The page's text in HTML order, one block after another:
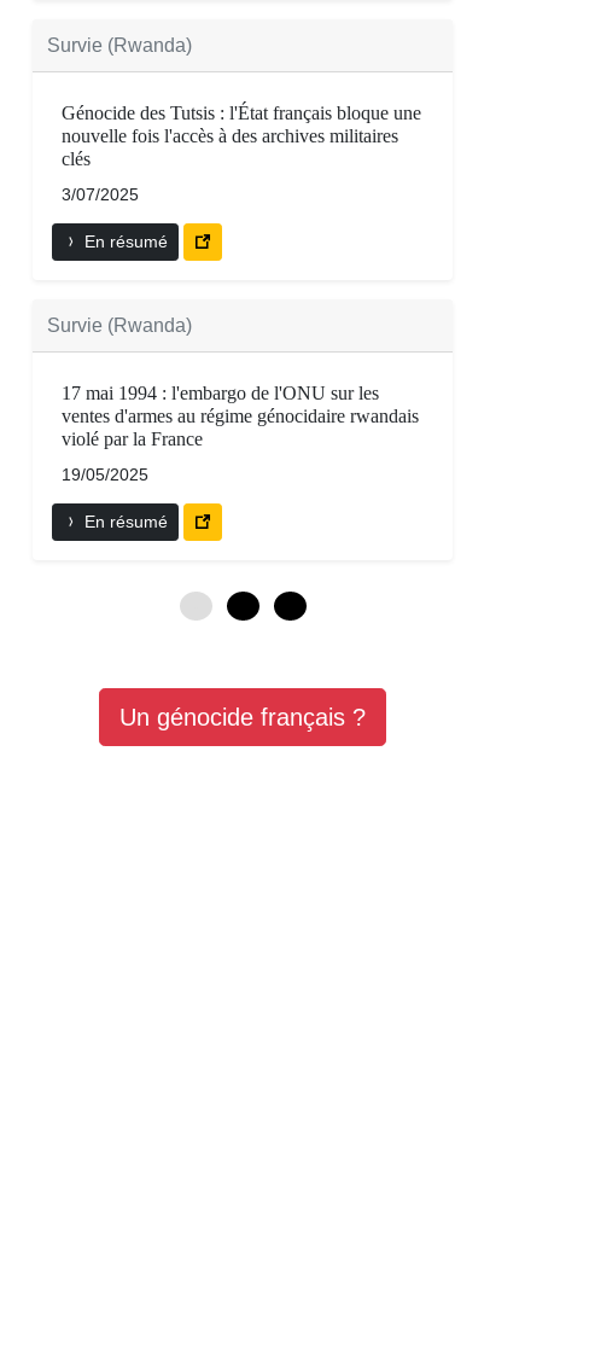
Survie (Rwanda)
Génocide des Tutsis : l'État français bloque une
nouvelle fois l'accès à des archives militaires
clés
3/07/2025
En résumé
Survie (Rwanda)
17 mai 1994 : l'embargo de l'ONU sur les
ventes d'armes au régime génocidaire rwandais
violé par la France
19/05/2025
En résumé
Un génocide français ?